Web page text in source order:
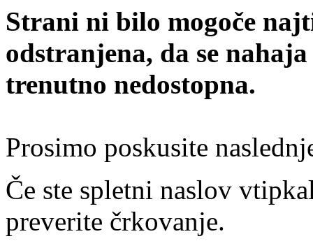
Strani ni bilo mogoče
odstranjena, da se
trenutno nedostopna.
Prosimo poskusite
Če ste spletni naslov
preverite črkovanje.